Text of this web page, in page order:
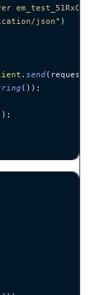
json" )
. send( request,
()) ;
;